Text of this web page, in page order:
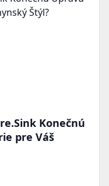
Konečnú
pre Váš